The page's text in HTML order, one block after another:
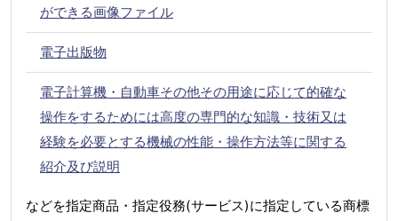
ができる画像ファイル
電子出版物
電子計算機・自動車その他その用途に応じて的確な
操作をするためには高度の専門的な知識・技術又は
経験を必要とする機械の性能・操作方法等に関する
紹介及び説明
などを指定商品・指定役務(サービス)に指定している商標